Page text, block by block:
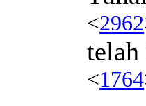
<2962
telah
<1764